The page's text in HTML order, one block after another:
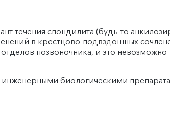
течения спондилита (будь то
в крестцово-подвздошных
позвоночника, и это
инженерными биологическими